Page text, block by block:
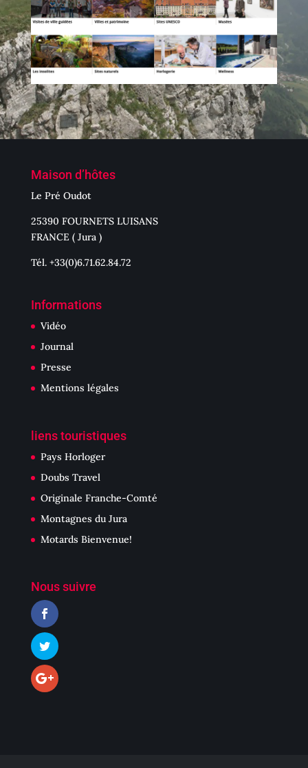
Maison d’hôtes
Le Pré Oudot
25390 FOURNETS LUISANS
FRANCE ( Jura )
Tél. +33(0)6.71.62.84.72
Informations
Vidéo
Journal
Presse
Mentions légales
liens touristiques
Pays Horloger
Doubs Travel
Originale Franche-Comté
Montagnes du Jura
Motards Bienvenue!
Nous suivre